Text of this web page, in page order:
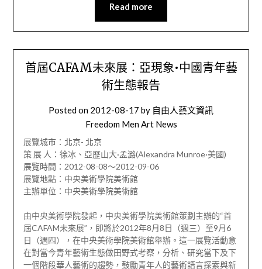
Read more
首屆CAFAM未來展：亞現象•中國青年藝
術生態報告
Posted on 2012-08-17 by 自由人藝文資訊
Freedom Men Art News
展覽城市：北京- 北京
策 展 人：徐冰、亞歷山大·孟潞(Alexandra Munroe·美國)
展覽時間：2012-08-08～2012-09-06
展覽地點：中央美術學院美術館
主辦單位：中央美術學院美術館
由中央美術學院發起，中央美術學院美術館策劃主辦的“首
屆CAFAM未來展”，即將於2012年8月8日（週三）至9月6
日（週四），在中央美術學院美術館舉辦。這一展覽活動意
在對當今青年藝術生態做田野式考察，分析、研究當下及下
一個階段華人藝術的趨勢，鼓勵青年人的藝術語言探索與新